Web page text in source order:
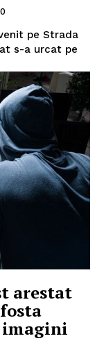
pe Strada
s-a urcat pe
arestat
imagini